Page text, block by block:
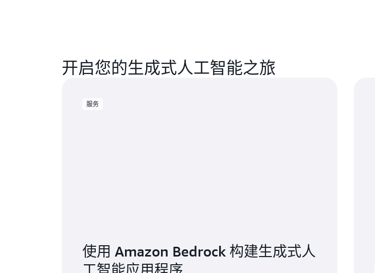
开启您的生成式人工智能之旅
服务
使用 Amazon Bedrock 构建生成式人
工智能应用程序